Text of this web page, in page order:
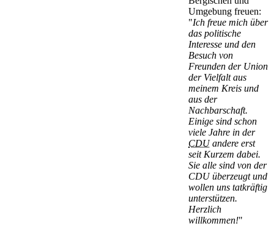
Umgebung freuen:
"Ich freue mich über
das politische
Interesse und den
Besuch von
Freunden der Union
der Vielfalt aus
meinem Kreis und
aus der
Nachbarschaft.
Einige sind schon
viele Jahre in der
CDUandere erst
seit Kurzem dabei.
Sie alle sind von der
CDU überzeugt und
wollen uns tatkräftig
unterstützen.
Herzlich
willkommen!"